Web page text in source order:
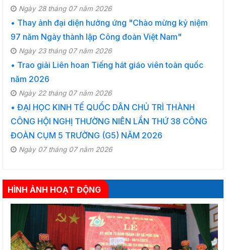
Ngày 28 tháng 07 năm 2026
• Thay ảnh đại diện hưởng ứng "Chào mừng kỷ niệm
97 năm Ngày thành lập Công đoàn Việt Nam"
Ngày 23 tháng 07 năm 2026
• Trao giải Liên hoan Tiếng hát giáo viên toàn quốc
năm 2026
Ngày 22 tháng 07 năm 2026
• ĐẠI HỌC KINH TẾ QUỐC DÂN CHỦ TRÌ THÀNH
CÔNG HỘI NGHỊ THƯỜNG NIÊN LẦN THỨ 38 CÔNG
ĐOÀN CỤM 5 TRƯỜNG (G5) NĂM 2026
Ngày 07 tháng 07 năm 2026
HÌNH ẢNH HOẠT ĐỘNG